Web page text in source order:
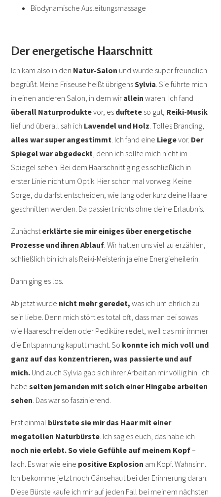
Biodynamische Ausleitungsmassage
Der energetische Haarschnitt
Ich kam also in den Natur-Salon und wurde super freundlich
begrüßt. Meine Friseuse heißt übrigensSylvia. Sie führte mich
in einen anderen Salon, in dem wir allein waren. Ich fand
überall Naturproduktevor, es duftete so gut, Reiki-Musik
lief und überall sah ich Lavendel und Holz. Tolles Branding,
alles war super angestimmt. Ich fand eine Liegevor. Der
Spiegel war abgedeckt, denn ich sollte mich nicht im
Spiegel sehen. Bei dem Haarschnitt ging es schließlich in
erster Linie nicht um Optik. Hier schon mal vorweg: Keine
Sorge, du darfst entscheiden, wie lang oder kurz deine Haare
geschnitten werden. Da passiert nichts ohne deine Erlaubnis.
Zunächsterklärte sie mir einiges über energetische
Prozesse und ihren Ablauf. Wir hatten uns viel zu erzählen,
schließlich bin ich als Reiki-Meisterin ja eine Energieheilerin.
Dann ging es los.
Ab jetzt wurde nicht mehr geredet, was ich um ehrlich zu
sein liebe. Denn mich stört es total oft, dass man bei sowas
wie Haareschneiden oder Pediküre redet, weil das mir immer
die Entspannung kaputt macht. So konnte ich mich voll und
ganz auf das konzentrieren, was passierte und auf
mich. Und auch Sylvia gab sich ihrer Arbeit an mir völlig hin. Ich
habeselten jemanden mit solch einer Hingabe arbeiten
sehen. Das war so faszinierend.
Erst einmal bürstete sie mir das Haar mit einer
megatollen Naturbürste. Ich sag es euch, das habe ich
noch nie erlebt. So viele Gefühle auf meinem Kopf–
lach. Es war wie eine positive Explosion am Kopf. Wahnsinn.
Ich bekomme jetzt noch Gänsehaut bei der Erinnerung daran.
Diese Bürste kaufe ich mir auf jeden Fall bei meinem nächsten